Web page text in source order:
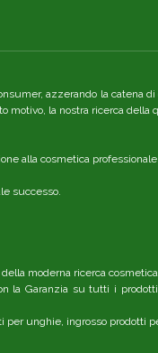
azzerando la catena
la nostra ricerca della
alla cosmetica professionale.
successo.
moderna ricerca
la Garanzia su tutti i prodotti
unghie, ingrosso prodotti